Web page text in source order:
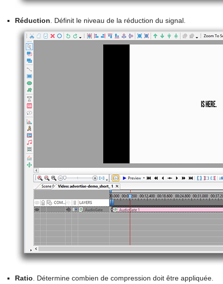
Réduction . Définit le niveau de la réduction du signal.
Ratio . Détermine combien de compression doit être appliquée.